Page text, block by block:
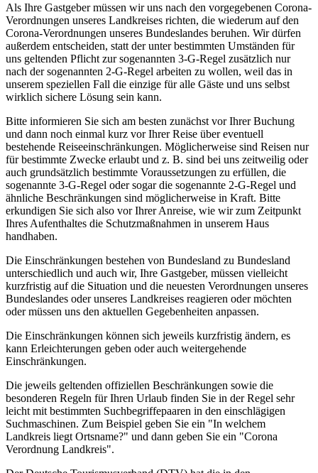
Als Ihre Gastgeber müssen wir uns nach den vorgegebenen Corona-
Verordnungen unseres Landkreises richten, die wiederum auf den
Corona-Verordnungen unseres Bundeslandes beruhen. Wir dürfen
außerdem entscheiden, statt der unter bestimmten Umständen für
uns geltenden Pflicht zur sogenannten 3-G-Regel zusätzlich nur
nach der sogenannten 2-G-Regel arbeiten zu wollen, weil das in
unserem speziellen Fall die einzige für alle Gäste und uns selbst
wirklich sichere Lösung sein kann.
Bitte informieren Sie sich am besten zunächst vor Ihrer Buchung
und dann noch einmal kurz vor Ihrer Reise über eventuell
bestehende Reiseeinschränkungen. Möglicherweise sind Reisen nur
für bestimmte Zwecke erlaubt und z. B. sind bei uns zeitweilig oder
auch grundsätzlich bestimmte Voraussetzungen zu erfüllen, die
sogenannte 3-G-Regel oder sogar die sogenannte 2-G-Regel und
ähnliche Beschränkungen sind möglicherweise in Kraft. Bitte
erkundigen Sie sich also vor Ihrer Anreise, wie wir zum Zeitpunkt
Ihres Aufenthaltes die Schutzmaßnahmen in unserem Haus
handhaben.
Die Einschränkungen bestehen von Bundesland zu Bundesland
unterschiedlich und auch wir, Ihre Gastgeber, müssen vielleicht
kurzfristig auf die Situation und die neuesten Verordnungen unseres
Bundeslandes oder unseres Landkreises reagieren oder möchten
oder müssen uns den aktuellen Gegebenheiten anpassen.
Die Einschränkungen können sich jeweils kurzfristig ändern, es
kann Erleichterungen geben oder auch weitergehende
Einschränkungen.
Die jeweils geltenden offiziellen Beschränkungen sowie die
besonderen Regeln für Ihren Urlaub finden Sie in der Regel sehr
leicht mit bestimmten Suchbegriffepaaren in den einschlägigen
Suchmaschinen. Zum Beispiel geben Sie ein "In welchem
Landkreis liegt Ortsname?" und dann geben Sie ein "Corona
Verordnung Landkreis".